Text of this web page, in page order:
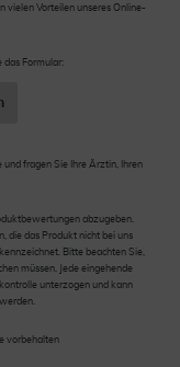
vielen Vorteilen unseres Online-
das Formular:
und fragen Sie Ihre Ärztin, Ihren
abzugeben.
die das Produkt nicht bei uns
Bitte beachten Sie,
müssen. Jede eingehende
unterzogen und kann
vorbehalten